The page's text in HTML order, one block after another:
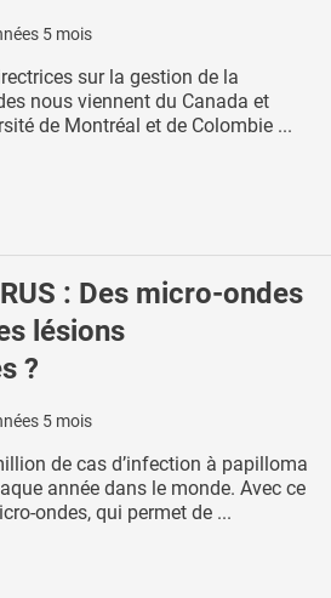
5 mois
sur la gestion de la
nous viennent du Canada et
de Montréal et de Colombie ...
: Des micro-ondes
lésions
?
5 mois
de cas d’infection à papilloma
année dans le monde. Avec ce
ondes, qui permet de ...